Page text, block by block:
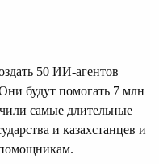
50 ИИ-агентов
будут помогать 7 млн
самые длительные
и казахстанцев и